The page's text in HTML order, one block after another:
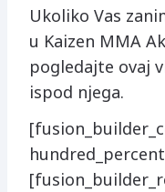
Ukoliko Vas
u Kaizen MMA
pogledajte ovaj
ispod njega.